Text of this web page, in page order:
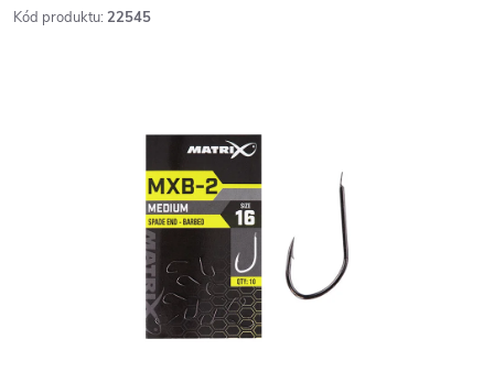
Kód produktu: 22545